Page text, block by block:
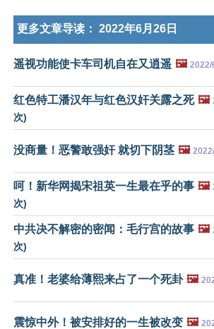
更多文章导读： 2022年6月26日
遥视功能使卡车司机自在又逍遥 🖼️ 2022/
红色特工潘汉年与红色汉奸关露之死 🖼️
次)
没商量！恶警敢强奸 就切下阴茎 🖼️
呵！新华网揭宋祖英一生最在乎的事 🖼️
次)
中共决不解密的密闻：毛行宫的故事 🖼️
次)
真准！老婆给薄熙来占了一个死卦 🖼️
震惊中外！被安排好的一生被改变 🖼️